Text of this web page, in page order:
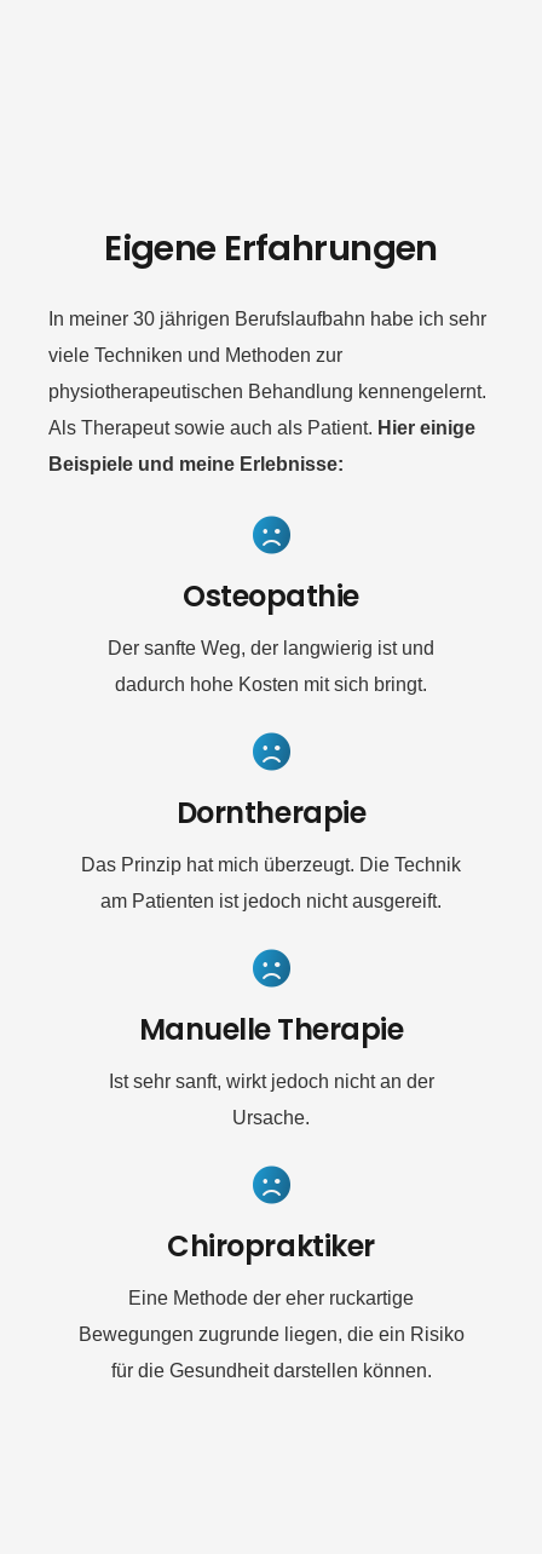
Eigene Erfahrungen
In meiner 30 jährigen Berufslaufbahn habe ich sehr
viele Techniken und Methoden zur
physiotherapeutischen Behandlung kennengelernt.
Als Therapeut sowie auch als Patient. Hier einige
Beispiele und meine Erlebnisse:
Osteopathie
Der sanfte Weg, der langwierig ist und
dadurch hohe Kosten mit sich bringt.
Dorntherapie
Das Prinzip hat mich überzeugt. Die Technik
am Patienten ist jedoch nicht ausgereift.
Manuelle Therapie
Ist sehr sanft, wirkt jedoch nicht an der
Ursache.
Chiropraktiker
Eine Methode der eher ruckartige
Bewegungen zugrunde liegen, die ein Risiko
für die Gesundheit darstellen können.